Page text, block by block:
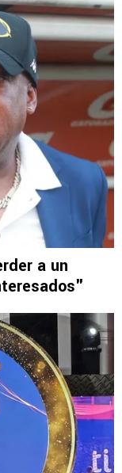
a un